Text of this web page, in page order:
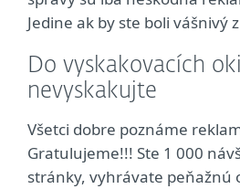
Jedine ak by ste boli vášnivý
Do vyskakovacích
nevyskakujte
Všetci dobre poznáme
Gratulujeme!!! Ste 1 000
stránky, vyhrávate peňažnú